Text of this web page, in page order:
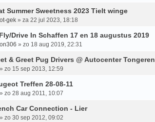
Summer Sweetness 2023 Tielt winge
gek » za 22 jul 2023, 18:18
Drive In Schaffen 17 en 18 augustus 2019
» zo 18 aug 2019, 22:31
& Greet Pug Drivers @ Autocenter Tongeren
» zo 15 sep 2013, 12:59
Treffen 28-08-11
» zo 28 aug 2011, 10:07
Car Connection - Lier
» zo 30 sep 2012, 09:02